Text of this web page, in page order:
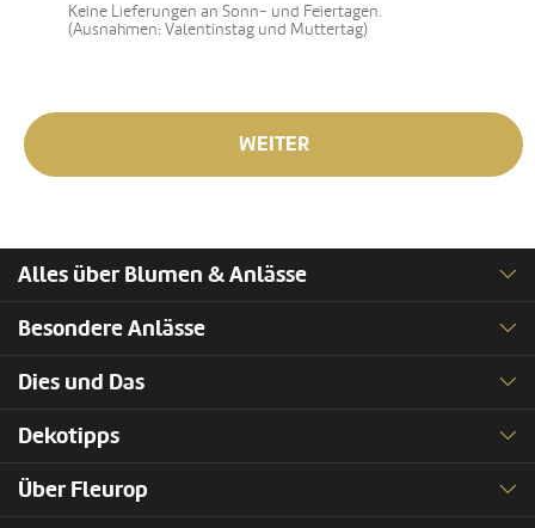
Keine Lieferungen an Sonn- und Feiertagen.
(Ausnahmen: Valentinstag und Muttertag)
WEITER
Alles über Blumen & Anlässe
Besondere Anlässe
Dies und Das
Dekotipps
Über Fleurop